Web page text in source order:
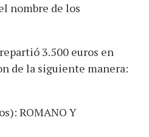
nombre de los
3.500 euros en
de la siguiente manera:
ROMANO Y